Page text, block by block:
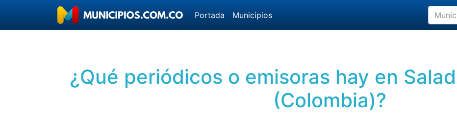
Portada Municipios
¿Qué periódicos o emisoras hay en
(Colombia)?